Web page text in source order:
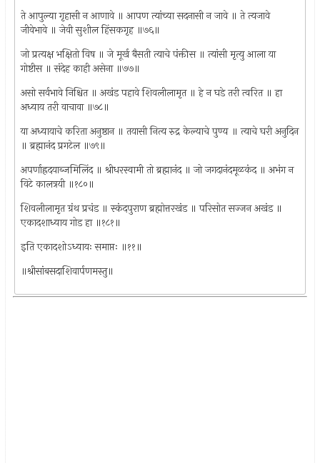
ते आपुल्या गृहासी न आणावे ॥ आपण त्यांच्या सदनासी न जावे ॥ ते त्यजावे
जीवेभावे ॥ जेवी सुशील हिंसकगृह ॥७६॥
जो प्रत्यक्ष भक्षितो विष ॥ जे मूर्ख बैसती त्याचे पंक्तीस ॥ त्यांसी मृत्यु आला या
गोष्टीस ॥ संदेह काही असेना ॥७७॥
असो सर्वभावे निश्चित ॥ अखंड पहावे शिवलीलामृत ॥ हे न घडे तरी त्वरित ॥ हा
अध्याय तरी वाचावा ॥७८॥
या अध्यायाचे करिता अनुष्ठान ॥ तयासी नित्य रुद्र केल्याचे पुण्य ॥ त्याचे घरी अनुदिन
॥ ब्रह्मानंद प्रगटेल ॥७९॥
अपर्णाह्रदयाब्जमिलिंद ॥ श्रीधरस्वामी तो ब्रह्मानंद ॥ जो जगदानंदमूळकंद ॥ अभंग न
विटे कालत्रयी ॥१८०॥
शिवलीलामृत ग्रंथ प्रचंड ॥ स्कंदपुराण ब्रह्मोत्तरखंड ॥ परिसोत सज्जन अखंड ॥
एकादशाध्याय गोड हा ॥१८१॥
इति एकादशोऽध्यायः समाप्तः ॥११॥
॥श्रीसांबसदाशिवार्पणमस्तु॥